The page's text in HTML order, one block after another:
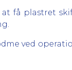
få plastret
ved